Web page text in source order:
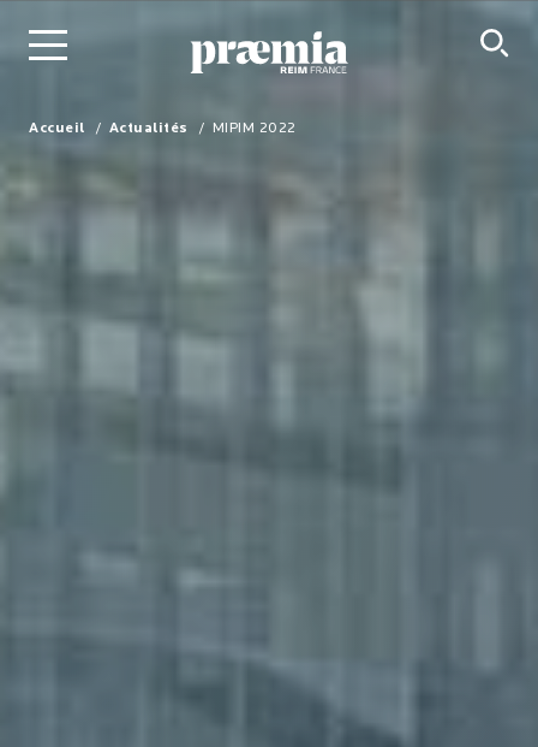
Accueil Actualités MIPIM 2022